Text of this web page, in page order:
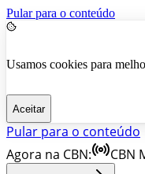
Pular para o conteúdo
Usamos cookies para
Aceitar
Pular para o conteúdo
Agora na CBN:
CBN